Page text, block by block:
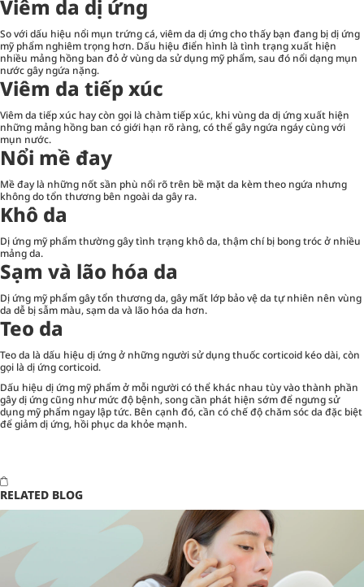
Viêm da dị ứng
So với dấu hiệu nổi mụn trứng cá, viêm da dị ứng cho thấy bạn đang bị dị ứng
mỹ phẩm nghiêm trọng hơn. Dấu hiệu điển hình là tình trạng xuất hiện
nhiều mảng hồng ban đỏ ở vùng da sử dụng mỹ phẩm, sau đó nổi dạng mụn
nước gây ngứa nặng.
Viêm da tiếp xúc
Viêm da tiếp xúc hay còn gọi là chàm tiếp xúc, khi vùng da dị ứng xuất hiện
những mảng hồng ban có giới hạn rõ ràng, có thể gây ngứa ngáy cùng với
mụn nước.
Nổi mề đay
Mề đay là những nốt sần phù nổi rõ trên bề mặt da kèm theo ngứa nhưng
không do tổn thương bên ngoài da gây ra.
Khô da
Dị ứng mỹ phẩm thường gây tình trạng khô da, thậm chí bị bong tróc ở nhiều
mảng da.
Sạm và lão hóa da
Dị ứng mỹ phẩm gây tổn thương da, gây mất lớp bảo vệ da tự nhiên nên vùng
da dễ bị sẫm màu, sạm da và lão hóa da hơn.
Teo da
Teo da là dấu hiệu dị ứng ở những người sử dụng thuốc corticoid kéo dài, còn
gọi là dị ứng corticoid.
Dấu hiệu dị ứng mỹ phẩm ở mỗi người có thể khác nhau tùy vào thành phần
gây dị ứng cũng như mức độ bệnh, song cần phát hiện sớm để ngưng sử
dụng mỹ phẩm ngay lập tức. Bên cạnh đó, cần có chế độ chăm sóc da đặc biệt
để giảm dị ứng, hồi phục da khỏe mạnh.
RELATED BLOG